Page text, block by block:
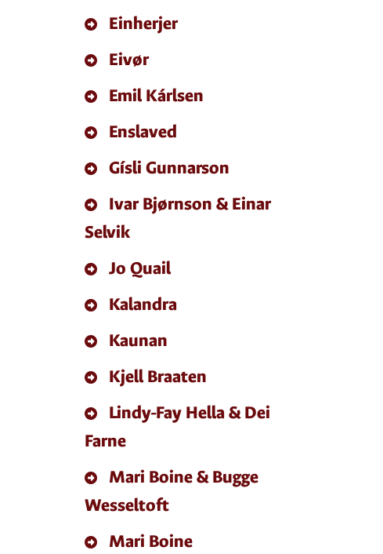
Einherjer
Eivør
Emil Kárlsen
Enslaved
Gísli Gunnarson
Ivar Bjørnson & Einar
Selvik
Jo Quail
Kalandra
Kaunan
Kjell Braaten
Lindy-Fay Hella & Dei
Farne
Mari Boine & Bugge
Wesseltoft
Mari Boine